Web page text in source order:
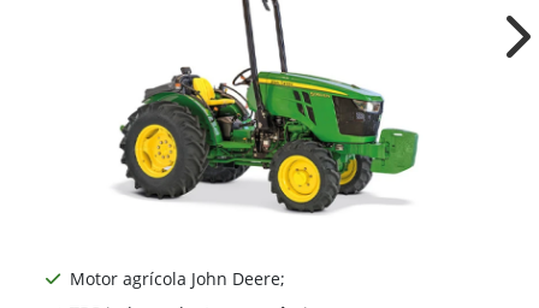
Motor agrícola John Deere;